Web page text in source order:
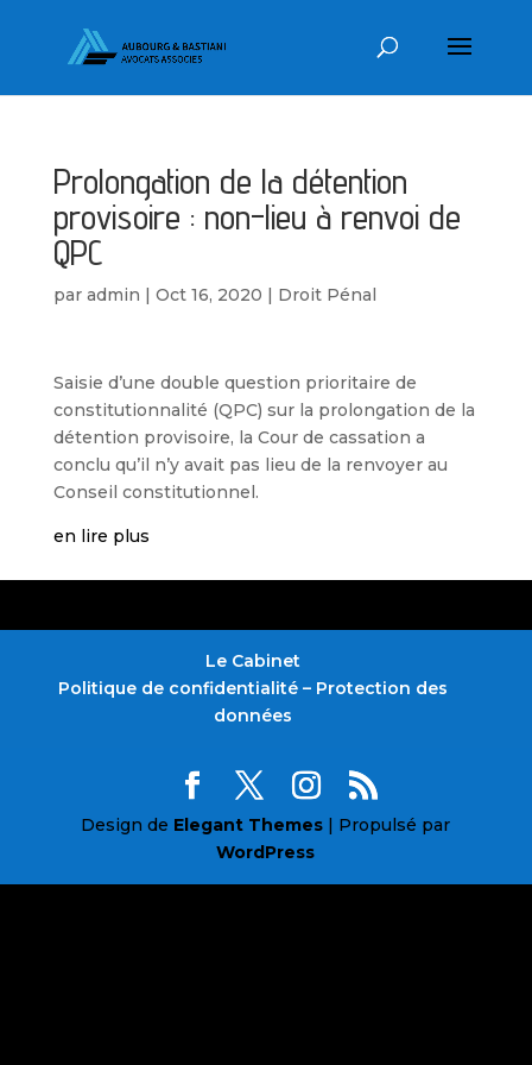
Prolongation de la détention
provisoire : non-lieu à renvoi de
QPC
par admin | Oct 16, 2020 | Droit Pénal
Saisie d’une double question prioritaire de
constitutionnalité (QPC) sur la prolongation de la
détention provisoire, la Cour de cassation a
conclu qu’il n’y avait pas lieu de la renvoyer au
Conseil constitutionnel.
en lire plus
Le Cabinet
Politique de confidentialité – Protection des
données
Design de Elegant Themes | Propulsé par
WordPress